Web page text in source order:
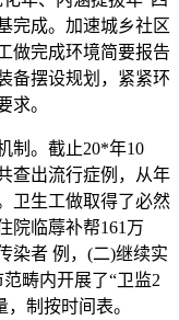
完成。加速城乡社区
做完成环境简要报告
备摆设规划，紧紧环
求。
。截止20*年10
查出流行症例，从年
卫生工做取得了必然
院临蓐补帮161万
染者 例，(二)继续实
畴内开展了“卫监2
制按时间表。